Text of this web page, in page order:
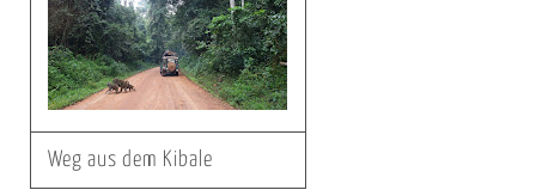
Weg aus dem Kibale